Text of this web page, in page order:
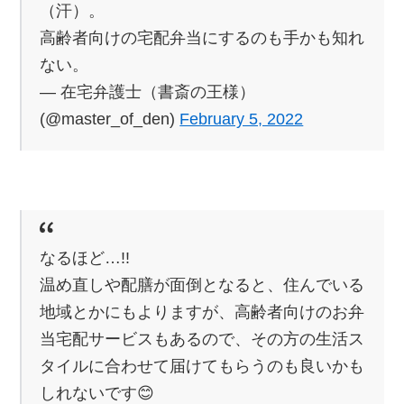
（汗）。
高齢者向けの宅配弁当にするのも手かも知れ
ない。
— 在宅弁護士（書斎の王様）
(@master_of_den) February 5, 2022
なるほど…!!
温め直しや配膳が面倒となると、住んでいる
地域とかにもよりますが、高齢者向けのお弁
当宅配サービスもあるので、その方の生活ス
タイルに合わせて届けてもらうのも良いかも
しれないです😊